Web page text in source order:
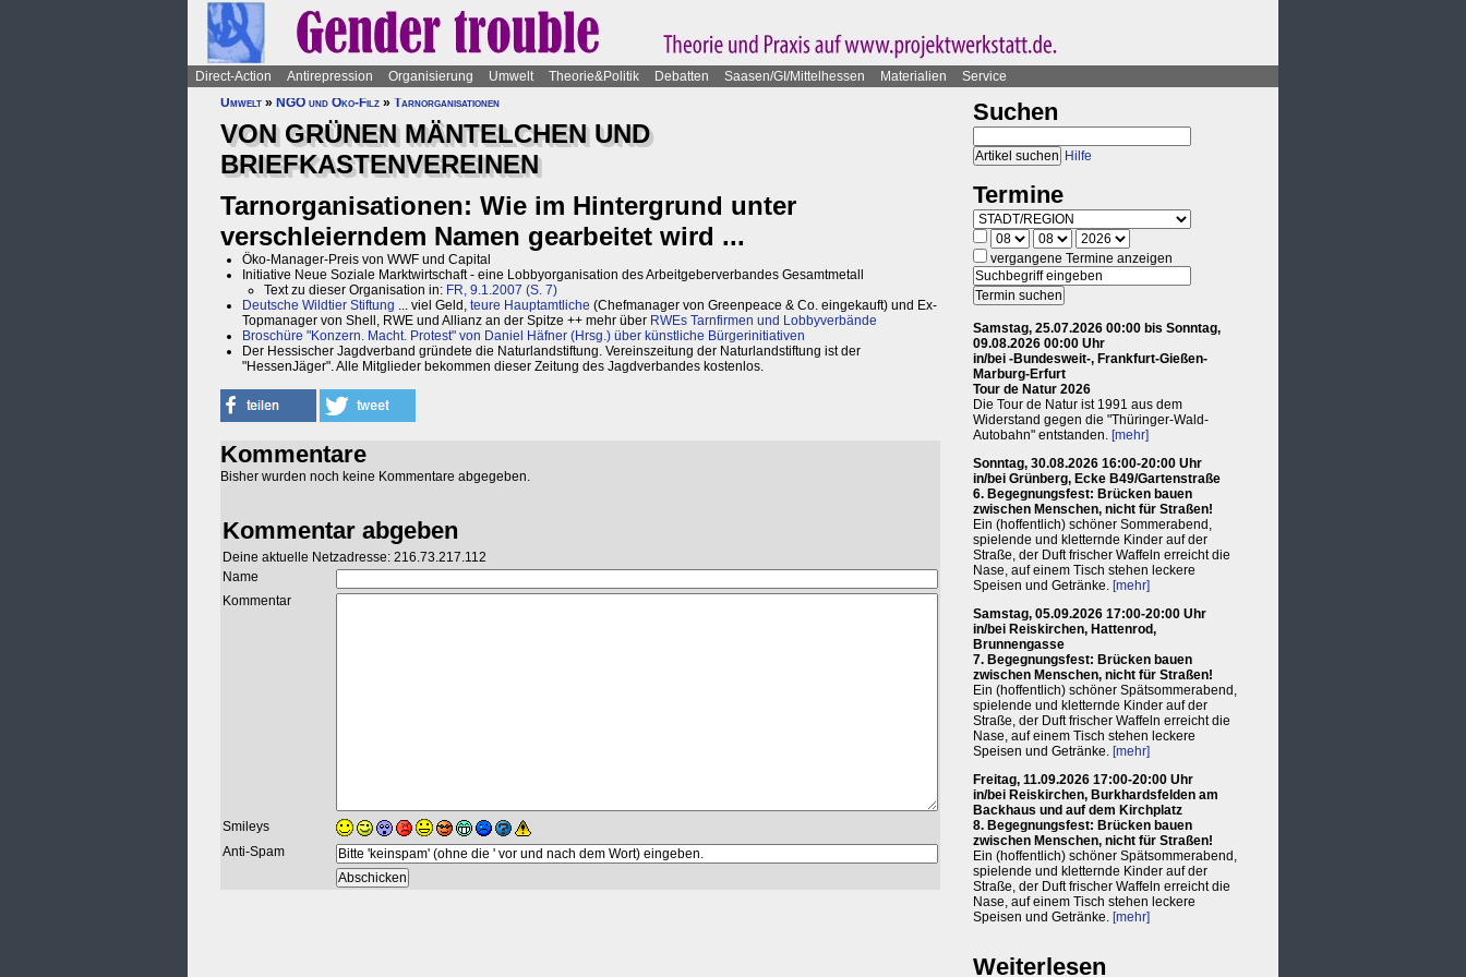
Direct-Action Antirepression Organisierung Umwelt Theorie&Politik Debatten Saasen/GI/Mittelhessen Materialien
Service
Umwelt » NGO und Öko-Filz » Tarnorganisationen
VON GRÜNEN MÄNTELCHEN UND
BRIEFKASTENVEREINEN
Tarnorganisationen: Wie im Hintergrund unter
verschleierndem Namen gearbeitet wird ...
Öko-Manager-Preis von WWF und Capital
Initiative Neue Soziale Marktwirtschaft - eine Lobbyorganisation des Arbeitgeberverbandes Gesamtmetall
Text zu dieser Organisation in: FR, 9.1.2007 (S. 7)
Deutsche Wildtier Stiftung ... viel Geld, teure Hauptamtliche (Chefmanager von Greenpeace & Co. eingekauft) und Ex-
Topmanager von Shell, RWE und Allianz an der Spitze ++ mehr über RWEs Tarnfirmen und Lobbyverbände
Broschüre "Konzern. Macht. Protest" von Daniel Häfner (Hrsg.) über künstliche Bürgerinitiativen
Der Hessischer Jagdverband gründete die Naturlandstiftung. Vereinszeitung der Naturlandstiftung ist der
"HessenJäger". Alle Mitglieder bekommen dieser Zeitung des Jagdverbandes kostenlos.
Kommentare
Bisher wurden noch keine Kommentare abgegeben.
Kommentar abgeben
Deine aktuelle Netzadresse: 216.73.217.112
Name
Kommentar
Smileys
Anti-Spam
Suchen
Hilfe
Termine
vergangene Termine anzeigen
Samstag, 25.07.2026 00:00 bis Sonntag,
09.08.2026 00:00 Uhr
in/bei -Bundesweit-, Frankfurt-Gießen-
Marburg-Erfurt
Tour de Natur 2026
Die Tour de Natur ist 1991 aus dem
Widerstand gegen die "Thüringer-Wald-
Autobahn" entstanden. [mehr]
Sonntag, 30.08.2026 16:00-20:00 Uhr
in/bei Grünberg, Ecke B49/Gartenstraße
6. Begegnungsfest: Brücken bauen
zwischen Menschen, nicht für Straßen!
Ein (hoffentlich) schöner Sommerabend,
spielende und kletternde Kinder auf der
Straße, der Duft frischer Waffeln erreicht die
Nase, auf einem Tisch stehen leckere
Speisen und Getränke. [mehr]
Samstag, 05.09.2026 17:00-20:00 Uhr
in/bei Reiskirchen, Hattenrod,
Brunnengasse
7. Begegnungsfest: Brücken bauen
zwischen Menschen, nicht für Straßen!
Ein (hoffentlich) schöner Spätsommerabend,
spielende und kletternde Kinder auf der
Straße, der Duft frischer Waffeln erreicht die
Nase, auf einem Tisch stehen leckere
Speisen und Getränke. [mehr]
Freitag, 11.09.2026 17:00-20:00 Uhr
in/bei Reiskirchen, Burkhardsfelden am
Backhaus und auf dem Kirchplatz
8. Begegnungsfest: Brücken bauen
zwischen Menschen, nicht für Straßen!
Ein (hoffentlich) schöner Spätsommerabend,
spielende und kletternde Kinder auf der
Straße, der Duft frischer Waffeln erreicht die
Nase, auf einem Tisch stehen leckere
Speisen und Getränke. [mehr]
Weiterlesen